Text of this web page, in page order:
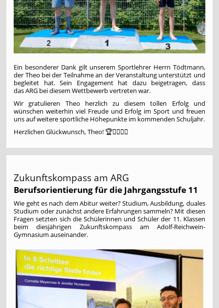
Ein besonderer Dank gilt unserem Sportlehrer Herrn Tödtmann,
der Theo bei der Teilnahme an der Veranstaltung unterstützt und
begleitet hat. Sein Engagement hat dazu beigetragen, dass
das ARG bei diesem Wettbewerb vertreten war.
Wir gratulieren Theo herzlich zu diesem tollen Erfolg und
wünschen weiterhin viel Freude und Erfolg im Sport und freuen
uns auf weitere sportliche Höhepunkte im kommenden Schuljahr.
Herzlichen Glückwunsch, Theo! 🏆🏊‍♂️🏃‍♂️
Zukunftskompass am ARG
Berufsorientierung für die Jahrgangsstufe 11
Wie geht es nach dem Abitur weiter? Studium, Ausbildung, duales
Studium oder zunächst andere Erfahrungen sammeln? Mit diesen
Fragen setzten sich die Schülerinnen und Schüler der 11. Klassen
beim diesjährigen Zukunftskompass am Adolf-Reichwein-
Gymnasium auseinander.